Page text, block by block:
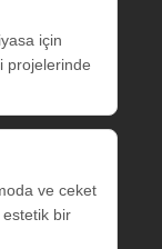
için
projelerinde
ve ceket
bir